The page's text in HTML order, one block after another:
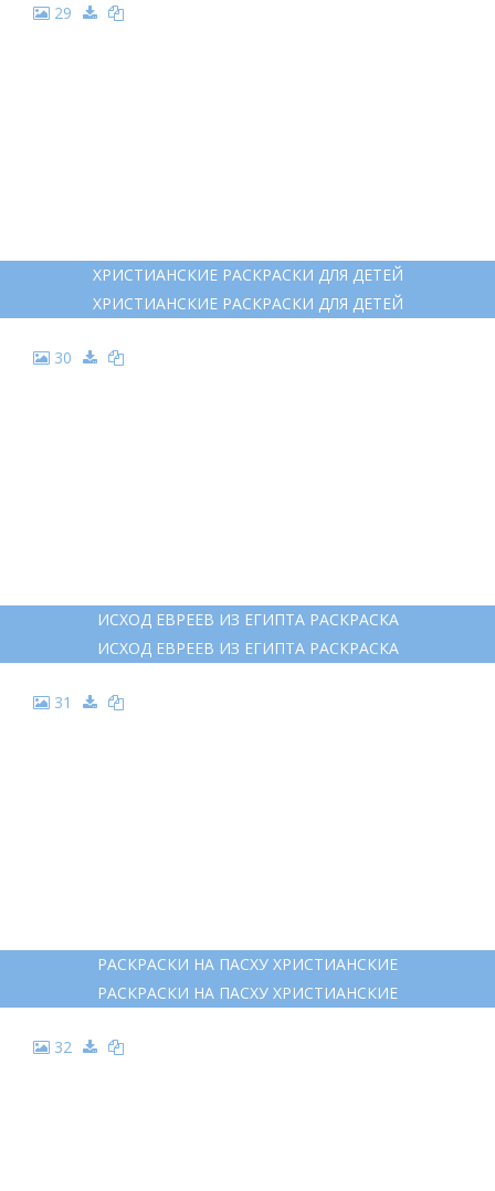
29
ХРИСТИАНСКИЕ РАСКРАСКИ ДЛЯ ДЕТЕЙ
ХРИСТИАНСКИЕ РАСКРАСКИ ДЛЯ ДЕТЕЙ
30
ИСХОД ЕВРЕЕВ ИЗ ЕГИПТА РАСКРАСКА
ИСХОД ЕВРЕЕВ ИЗ ЕГИПТА РАСКРАСКА
31
РАСКРАСКИ НА ПАСХУ ХРИСТИАНСКИЕ
РАСКРАСКИ НА ПАСХУ ХРИСТИАНСКИЕ
32